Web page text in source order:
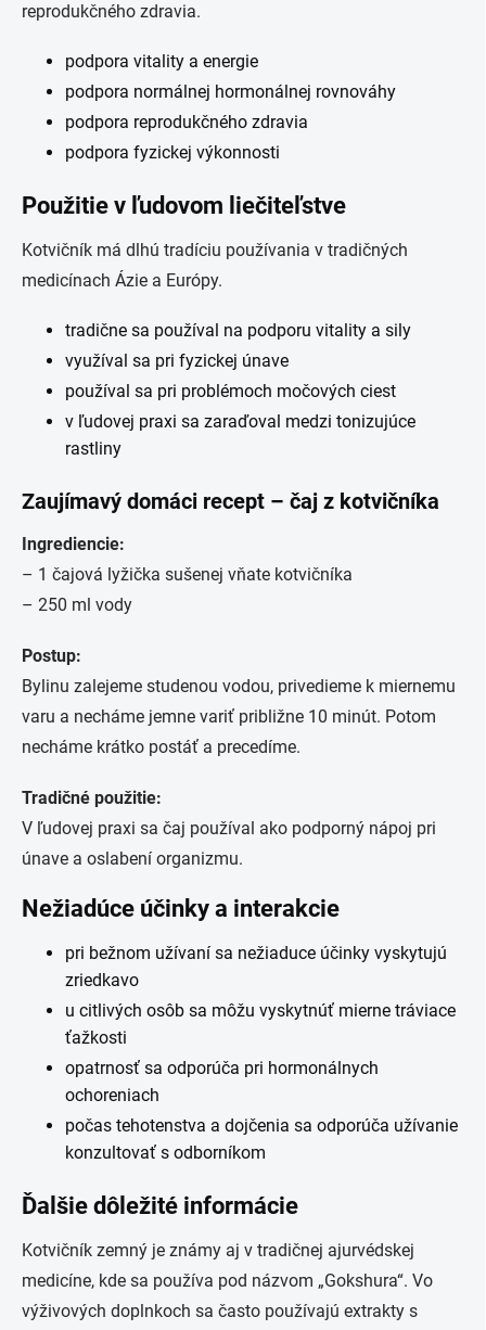
reprodukčného zdravia.
podpora vitality a energie
podpora normálnej hormonálnej rovnováhy
podpora reprodukčného zdravia
podpora fyzickej výkonnosti
Použitie v ľudovom liečiteľstve
Kotvičník má dlhú tradíciu používania v tradičných
medicínach Ázie a Európy.
tradične sa používal na podporu vitality a sily
využíval sa pri fyzickej únave
používal sa pri problémoch močových ciest
v ľudovej praxi sa zaraďoval medzi tonizujúce
rastliny
Zaujímavý domáci recept – čaj z kotvičníka
Ingrediencie:
– 1 čajová lyžička sušenej vňate kotvičníka
– 250 ml vody
Postup:
Bylinu zalejeme studenou vodou, privedieme k miernemu
varu a necháme jemne variť približne 10 minút. Potom
necháme krátko postáť a precedíme.
Tradičné použitie:
V ľudovej praxi sa čaj používal ako podporný nápoj pri
únave a oslabení organizmu.
Nežiadúce účinky a interakcie
pri bežnom užívaní sa nežiaduce účinky vyskytujú
zriedkavo
u citlivých osôb sa môžu vyskytnúť mierne tráviace
ťažkosti
opatrnosť sa odporúča pri hormonálnych
ochoreniach
počas tehotenstva a dojčenia sa odporúča užívanie
konzultovať s odborníkom
Ďalšie dôležité informácie
Kotvičník zemný je známy aj v tradičnej ajurvédskej
medicíne, kde sa používa pod názvom „Gokshura“. Vo
výživových doplnkoch sa často používajú extrakty s